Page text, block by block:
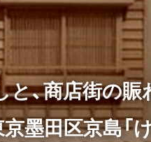
、商店街の賑
墨田区京島「